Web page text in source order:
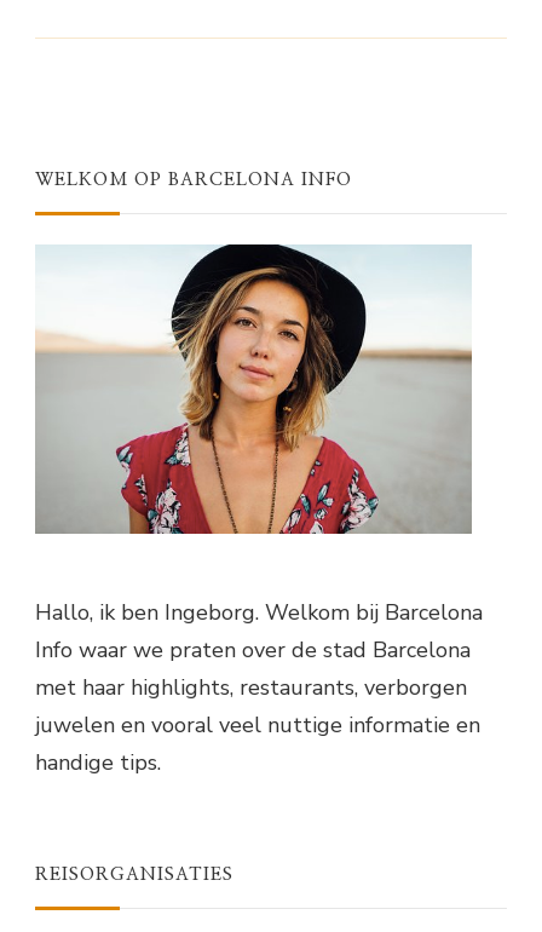
WELKOM OP BARCELONA INFO
Hallo, ik ben Ingeborg. Welkom bij Barcelona
Info waar we praten over de stad Barcelona
met haar highlights, restaurants, verborgen
juwelen en vooral veel nuttige informatie en
handige tips.
REISORGANISATIES